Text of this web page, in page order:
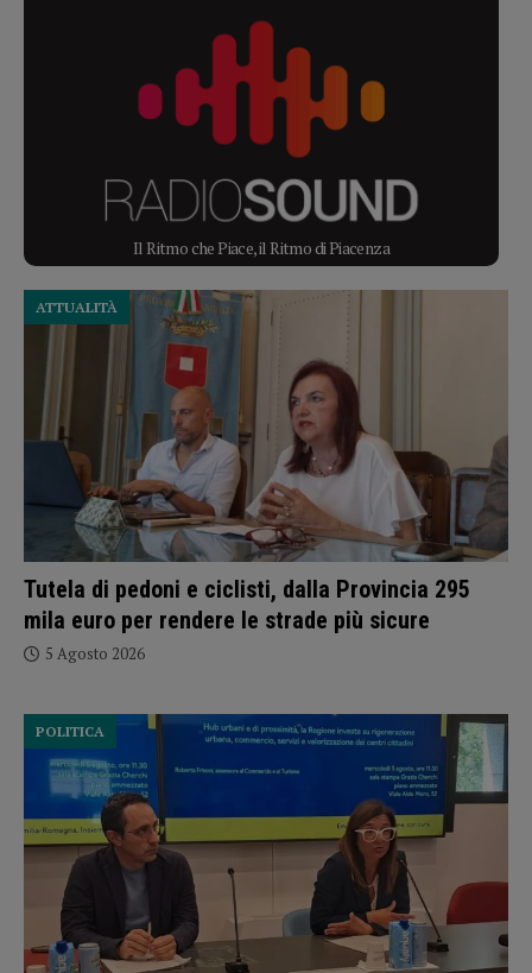
Il Ritmo che Piace, il Ritmo di Piacenza
Tutela di pedoni e ciclisti, dalla Provincia 295
mila euro per rendere le strade più sicure
ATTUALITÀ
5 Agosto 2026
POLITICA